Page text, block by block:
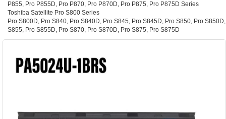
P855, Pro P855D, Pro P870, Pro P870D, Pro P875, Pro P875D Series
Toshiba Satellite Pro S800 Series
Pro S800D, Pro S840, Pro S840D, Pro S845, Pro S845D, Pro S850, Pro
S855, Pro S855D, Pro S870, Pro S870D, Pro S875, Pro S875D